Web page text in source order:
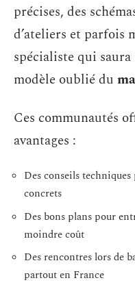
précises, des
d’ateliers et parfois
spécialiste qui
modèle oublié du
Ces communautés
avantages :
Des conseils
concrets
Des bons plans pour
moindre coût
Des rencontres lors de
partout en France